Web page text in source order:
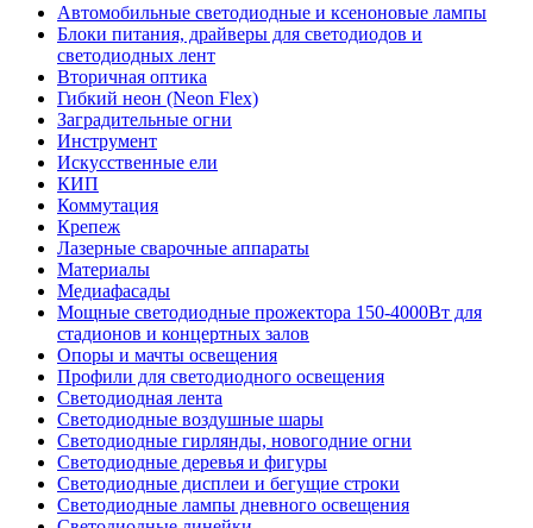
Автомобильные светодиодные и ксеноновые лампы
Блоки питания, драйверы для светодиодов и
светодиодных лент
Вторичная оптика
Гибкий неон (Neon Flex)
Заградительные огни
Инструмент
Искусственные ели
КИП
Коммутация
Крепеж
Лазерные сварочные аппараты
Материалы
Медиафасады
Мощные светодиодные прожектора 150-4000Вт для
стадионов и концертных залов
Опоры и мачты освещения
Профили для светодиодного освещения
Светодиодная лента
Светодиодные воздушные шары
Светодиодные гирлянды, новогодние огни
Светодиодные деревья и фигуры
Светодиодные дисплеи и бегущие строки
Светодиодные лампы дневного освещения